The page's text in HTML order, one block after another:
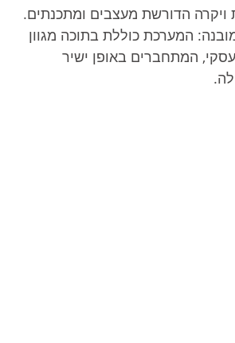
ויקרה הדורשת מעצבים ומתכנתים.
המערכת כוללת בתוכה מגוון
המתחברים באופן ישיר